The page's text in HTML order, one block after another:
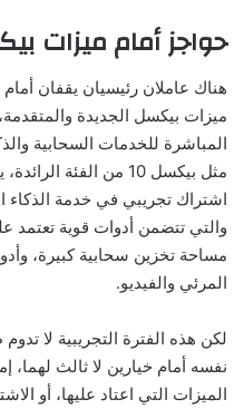
حواجز أمام ميزات
هناك عاملان رئيسيان يقفان
ميزات بيكسل الجديدة
المباشرة للخدمات السحابية
مثل بيكسل 10 من
اشتراك تجريبي في خدمة
والتي تتضمن أدوات قوية تعتمد
مساحة تخزين سحابية كبيرة،
المرئي والفيديو.
لكن هذه الفترة التجريبية لا
نفسه أمام خيارين لا ثالث
الميزات التي اعتاد عليها، أو